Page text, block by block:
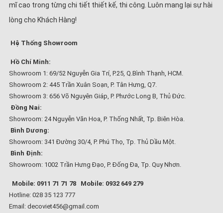
mĩ cao trong từng chi tiết thiết kế, thi công. Luôn mang lại sự hài
lòng cho Khách Hàng!
Hệ Thống Showroom
Hồ Chí Minh:
Showroom 1: 69/52 Nguyễn Gia Trí, P.25, Q.Bình Thạnh, HCM.
Showroom 2: 445 Trần Xuân Soạn, P. Tân Hưng, Q7.
Showroom 3: 656 Võ Nguyên Giáp, P. Phước Long B, Thủ Đức.
Đồng Nai:
Showroom: 24 Nguyễn Văn Hoa, P. Thống Nhất, Tp. Biên Hòa.
Bình Dương:
Showroom: 341 Đường 30/4, P. Phú Thọ, Tp. Thủ Dầu Một.
Bình Định:
Showroom: 1002 Trần Hưng Đạo, P. Đống Đa, Tp. Quy Nhơn.
Mobile: 0911 71 71 78
Mobile: 0932 649 279
Hotline: 028 35 123 777
Email: decoviet456@gmail.com